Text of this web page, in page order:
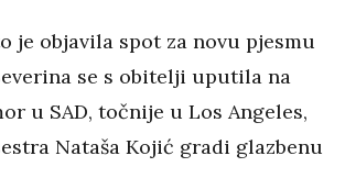
je objavila spot za novu pjesmu
se s obitelji uputila na
u SAD, točnije u Los Angeles,
Nataša Kojić gradi glazbenu